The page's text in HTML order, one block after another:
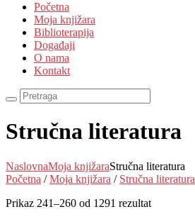
Početna
Moja knjižara
Biblioterapija
Događaji
O nama
Kontakt
Stručna literatura
NaslovnaMoja knjižaraStručna literatura
Početna /Moja knjižara / Stručna literatura
Prikaz 241–260 od 1291 rezultat